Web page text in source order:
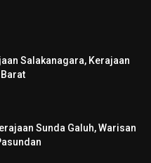
Salakanagara, Kerajaan
Sunda Galuh, Warisan